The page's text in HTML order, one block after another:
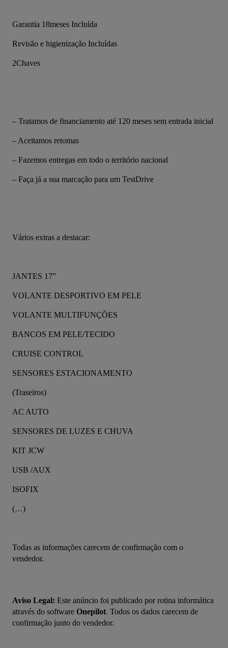
Garantia 18meses Incluída
Revisão e higienização Incluídas
2Chaves
– Tratamos de financiamento até 120 meses sem entrada inicial
– Aceitamos retomas
– Fazemos entregas em todo o território nacional
– Faça já a sua marcação para um TestDrive
Vários extras a destacar:
JANTES 17”
VOLANTE DESPORTIVO EM PELE
VOLANTE MULTIFUNÇÕES
BANCOS EM PELE/TECIDO
CRUISE CONTROL
SENSORES ESTACIONAMENTO
(Traseiros)
AC AUTO
SENSORES DE LUZES E CHUVA
KIT JCW
USB /AUX
ISOFIX
(…)
Todas as informações carecem de confirmação com o
vendedor.
Aviso Legal: Este anúncio foi publicado por rotina informática
através do software Onepilot. Todos os dados carecem de
confirmação junto do vendedor.